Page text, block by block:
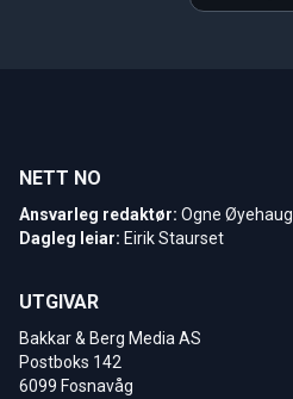
NETT NO
Ansvarleg redaktør: Ogne Øyehaug
Dagleg leiar: Eirik Staurset
UTGIVAR
Bakkar & Berg Media AS
Postboks 142
6099 Fosnavåg